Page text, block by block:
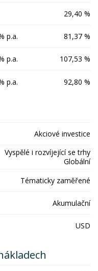
29,40 %
p.a. 81,37 %
p.a.
107,53 %
p.a. 92,80 %
Akciové investice
Vyspělé i rozvíjející se trhy
Globální
Tématicky zaměřené
Akumulační
USD